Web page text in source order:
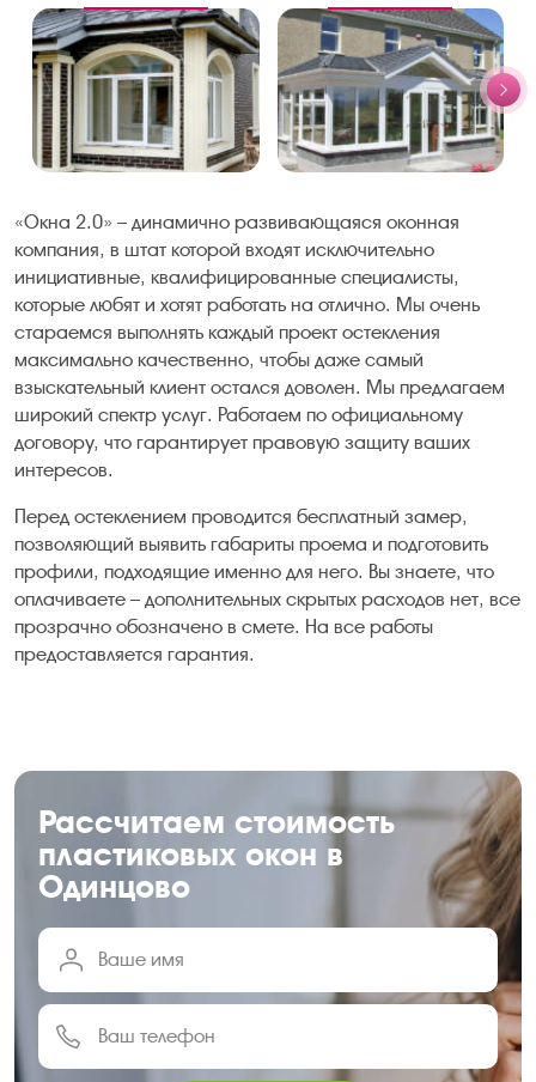
«Окна 2.0» – динамично развивающаяся оконная
компания, в штат которой входят исключительно
инициативные, квалифицированные специалисты,
которые любят и хотят работать на отлично. Мы очень
стараемся выполнять каждый проект остекления
максимально качественно, чтобы даже самый
взыскательный клиент остался доволен. Мы предлагаем
широкий спектр услуг. Работаем по официальному
договору, что гарантирует правовую защиту ваших
интересов.
Перед остеклением проводится бесплатный замер,
позволяющий выявить габариты проема и подготовить
профили, подходящие именно для него. Вы знаете, что
оплачиваете – дополнительных скрытых расходов нет, все
прозрачно обозначено в смете. На все работы
предоставляется гарантия.
Рассчитаем стоимость
пластиковых окон в
Одинцово